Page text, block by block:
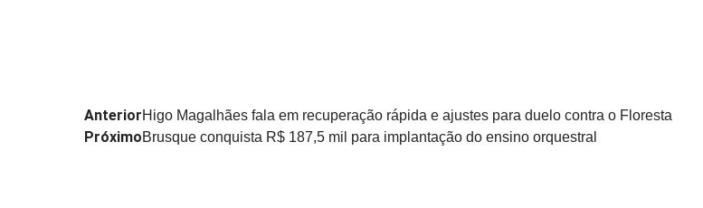
AnteriorHigo Magalhães fala em recuperação rápida e ajustes para duelo contra o Floresta
PróximoBrusque conquista R$ 187,5 mil para implantação do ensino orquestral